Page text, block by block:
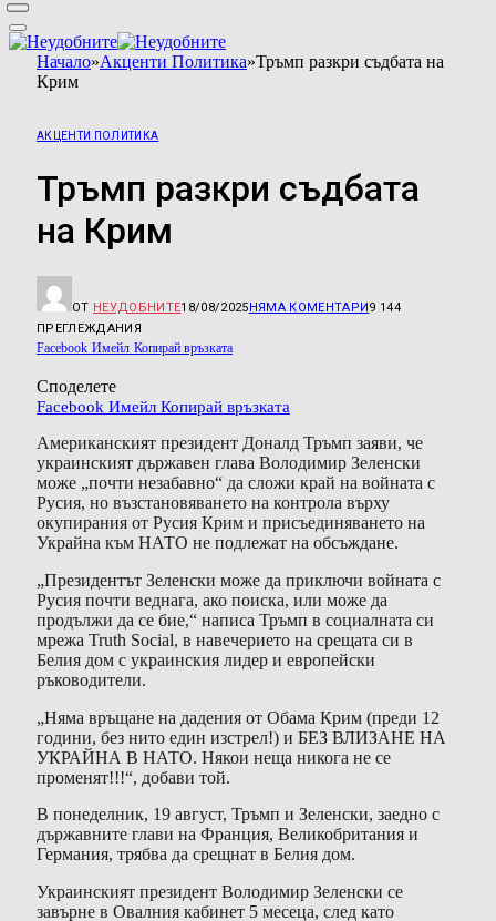
Начало»Акценти Политика»Тръмп разкри съдбата на
Крим
АКЦЕНТИ ПОЛИТИКА
Тръмп разкри съдбата
на Крим
ОТ НЕУДОБНИТЕ18/08/2025НЯМА КОМЕНТАРИ9 144
ПРЕГЛЕЖДАНИЯ
Facebook Имейл Копирай връзката
Споделете
Facebook Имейл Копирай връзката
Американският президент Доналд Тръмп заяви, че
украинският държавен глава Володимир Зеленски
може „почти незабавно“ да сложи край на войната с
Русия, но възстановяването на контрола върху
окупирания от Русия Крим и присъединяването на
Украйна към НАТО не подлежат на обсъждане.
„Президентът Зеленски може да приключи войната с
Русия почти веднага, ако поиска, или може да
продължи да се бие,“ написа Тръмп в социалната си
мрежа Truth Social, в навечерието на срещата си в
Белия дом с украинския лидер и европейски
ръководители.
„Няма връщане на дадения от Обама Крим (преди 12
години, без нито един изстрел!) и БЕЗ ВЛИЗАНЕ НА
УКРАЙНА В НАТО. Някои неща никога не се
променят!!!“, добави той.
В понеделник, 19 август, Тръмп и Зеленски, заедно с
държавните глави на Франция, Великобритания и
Германия, трябва да срещнат в Белия дом.
Украинският президент Володимир Зеленски се
завърне в Овалния кабинет 5 месеца, след като